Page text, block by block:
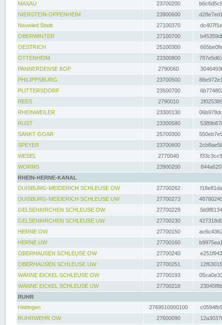
MAXAU
23700200
NIERSTEIN-OPPENHEIM
23900600
Neuwied Stadt
27100370
OBERWINTER
27100700
OESTRICH
25100300
OTTENHEIM
23300800
PANNERDENSE KOP
2790060
PHILIPPSBURG
23700500
PLITTERSDORF
23500700
REES
2790010
RHEINWEILER
23300130
RUST
23300580
SANKT GOAR
25700300
SPEYER
23700600
WESEL
2770040
WORMS
23900200
RHEIN-HERNE-KANAL
DUISBURG-MEIDERICH SCHLEUSE OW
27700262
DUISBURG-MEIDERICH SCHLEUSE UW
27700273
GELSENKIRCHEN SCHLEUSE OW
27700229
GELSENKIRCHEN SCHLEUSE UW
27700230
HERNE OW
27700150
HERNE UW
27700160
OBERHAUSEN SCHLEUSE OW
27700240
OBERHAUSEN SCHLEUSE UW
27700251
WANNE EICKEL SCHLEUSE OW
27700193
WANNE EICKEL SCHLEUSE UW
27700218
RUHR
Hattingen
2769510000100
RUHRWEHR OW
27600090